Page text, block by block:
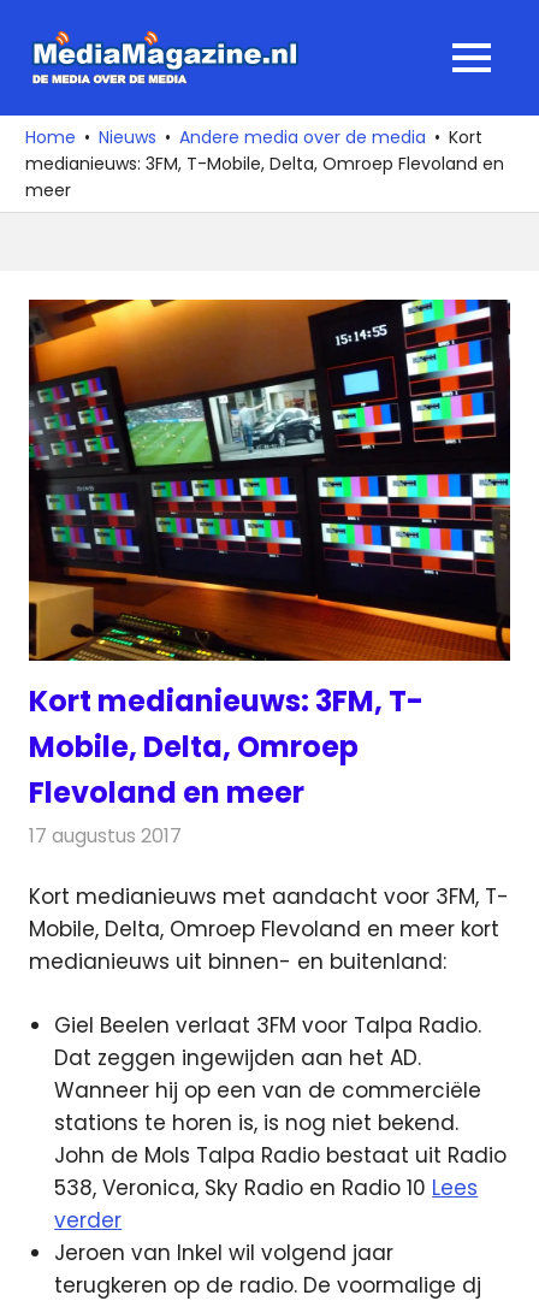
naar
media
over
de
media
MENU
Home Nieuws Andere media over de media
Kort
medianieuws: 3FM, T-Mobile, Delta, Omroep Flevoland en
meer
Kort medianieuws: 3FM, T-
Mobile, Delta, Omroep
Flevoland en meer
17 augustus 2017
Kort medianieuws met aandacht voor 3FM, T-
Mobile, Delta, Omroep Flevoland en meer kort
medianieuws uit binnen- en buitenland:
Giel Beelen verlaat 3FM voor Talpa Radio.
Dat zeggen ingewijden aan het AD.
Wanneer hij op een van de commerciële
stations te horen is, is nog niet bekend.
John de Mols Talpa Radio bestaat uit Radio
538, Veronica, Sky Radio en Radio 10 Lees
verder
Jeroen van Inkel wil volgend jaar
terugkeren op de radio. De voormalige dj